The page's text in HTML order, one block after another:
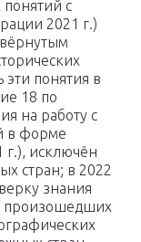
с
2021 г.)
эти понятия в
18 по
на работу с
в форме
г.), исключён
стран; в 2022
знания
произошедших